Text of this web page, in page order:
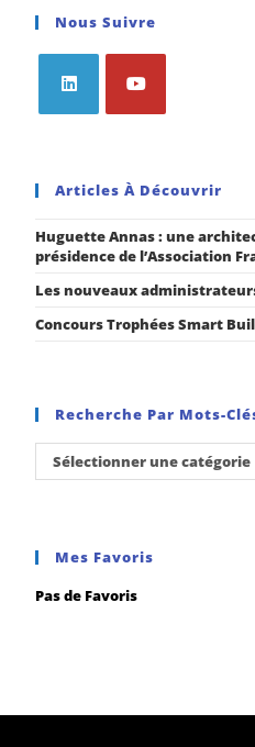
Nous Suivre
Articles À Découvrir
Huguette Annas : une
présidence de l’Association
Les nouveaux
Concours Trophées Smart
Recherche Par Mots-
Sélectionner une catégorie
Mes Favoris
Pas de Favoris